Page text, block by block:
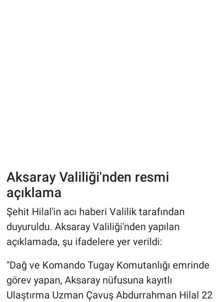
Aksaray Valiliği'nden resmi
açıklama
Şehit Hilal'in acı haberi Valilik tarafından
duyuruldu. Aksaray Valiliği'nden yapılan
açıklamada, şu ifadelere yer verildi:
"Dağ ve Komando Tugay Komutanlığı emrinde
görev yapan, Aksaray nüfusuna kayıtlı
Ulaştırma Uzman Çavuş Abdurrahman Hilal 22